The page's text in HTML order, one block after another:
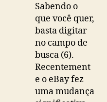
Sabendo o
que você quer,
basta digitar
no campo de
busca (6).
Recentement
e o eBay fez
uma mudança